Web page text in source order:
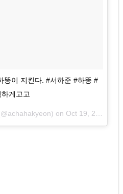
똥이 지킨다. #서하준 #하똥 #
하게고고
on Oct 19, 2015 at 8:55am PDT